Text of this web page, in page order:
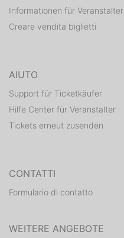
Informationen für Veranstalter
Creare vendita biglietti
AIUTO
Support für Ticketkäufer
Hilfe Center für Veranstalter
Tickets erneut zusenden
CONTATTI
Formulario di contatto
WEITERE ANGEBOTE